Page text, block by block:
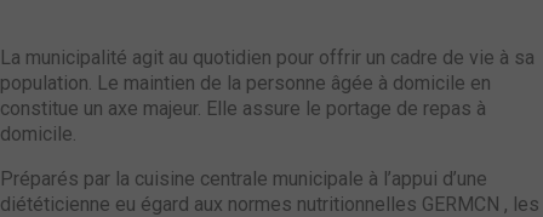
La municipalité agit au quotidien pour offrir un cadre de vie à sa
population. Le maintien de la personne âgée à domicile en
constitue un axe majeur. Elle assure le portage de repas à
domicile.
Préparés par la cuisine centrale municipale à l’appui d’une
diététicienne eu égard aux normes nutritionnelles GERMCN , les